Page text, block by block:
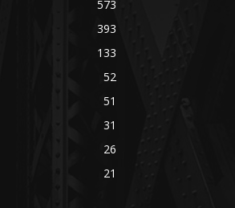
573
393
133
52
51
31
26
21